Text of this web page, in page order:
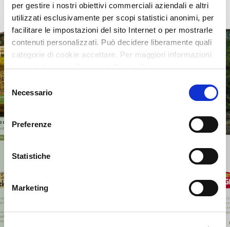
per gestire i nostri obiettivi commerciali aziendali e altri
utilizzati esclusivamente per scopi statistici anonimi, per
facilitare le impostazioni del sito Internet o per mostrarle
contenuti personalizzati. Può decidere liberamente quali
categorie di cookie accettare. Per maggiori informazioni
consulti la nostra Privacy & Cookie Policy
Selezione
del
consenso
Necessario
Preferenze
Statistiche
Marketing